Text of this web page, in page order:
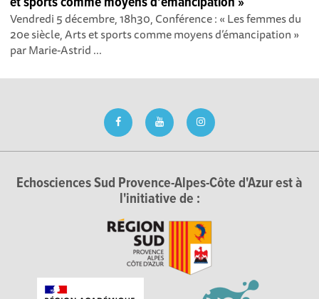
Vendredi 5 décembre, 18h30, Conférence : « Les femmes du
20e siècle, Arts et sports comme moyens d’émancipation »
par Marie-Astrid ...
Echosciences Sud Provence-Alpes-Côte d'Azur est à
l'initiative de :